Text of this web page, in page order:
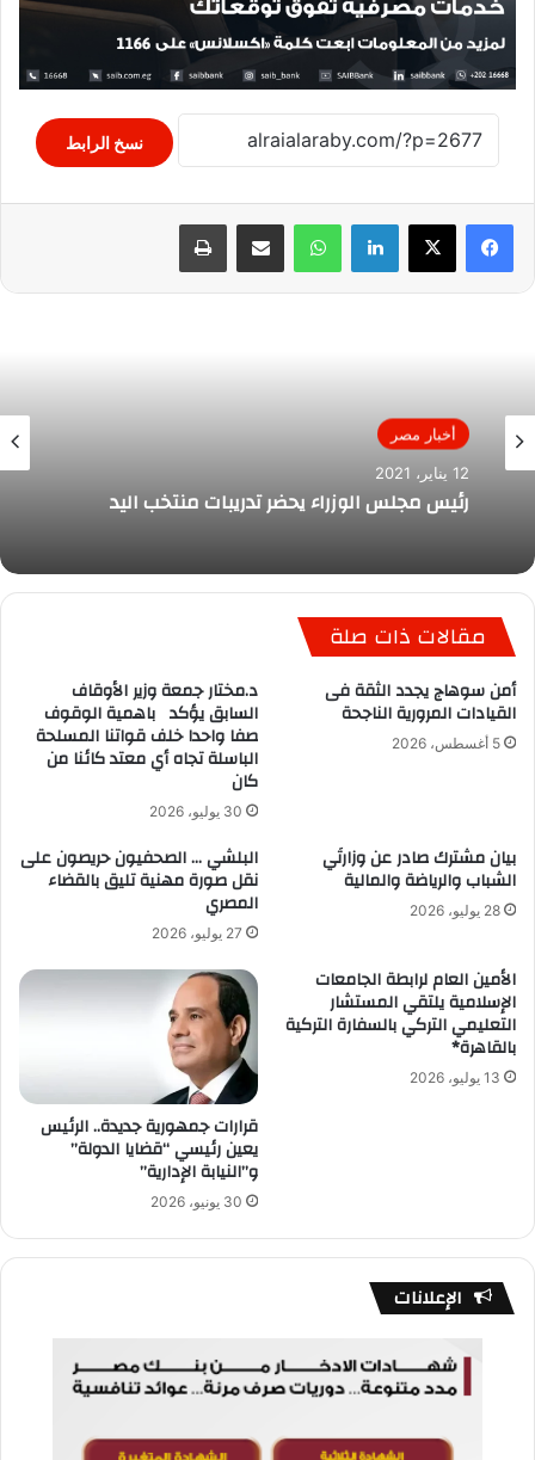
نسخ الرابط
لينكدإن واتساب مشاركة عبر البريد طباعة
أخبار مصر
12 يناير، 2021
رئيس مجلس الوزراء يحضر تدريبات منتخب اليد
مقالات ذات صلة
أمن سوهاج يجدد الثقة فى
القيادات المرورية الناجحة
5 أغسطس، 2026
د.مختار جمعة وزير الأوقاف
السابق يؤكد باهمية الوقوف
صفا واحدا خلف قواتنا المسلحة
الباسلة تجاه أي معتد كائنا من
كان
30 يوليو، 2026
بيان مشترك صادر عن وزارتَي
الشباب والرياضة والمالية
28 يوليو، 2026
البلشي … الصحفيون حريصون على
نقل صورة مهنية تليق بالقضاء
المصري
27 يوليو، 2026
الأمين العام لرابطة الجامعات
الإسلامية يلتقي المستشار
التعليمي التركي بالسفارة التركية
بالقاهرة*
13 يوليو، 2026
قرارات جمهورية جديدة.. الرئيس
يعين رئيسي “قضايا الدولة”
و”النيابة الإدارية”
30 يونيو، 2026
الإعلانات